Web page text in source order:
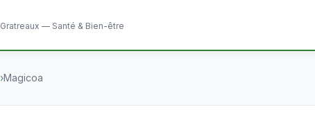
Gratreaux — Santé & Bien-être
›Magicoa